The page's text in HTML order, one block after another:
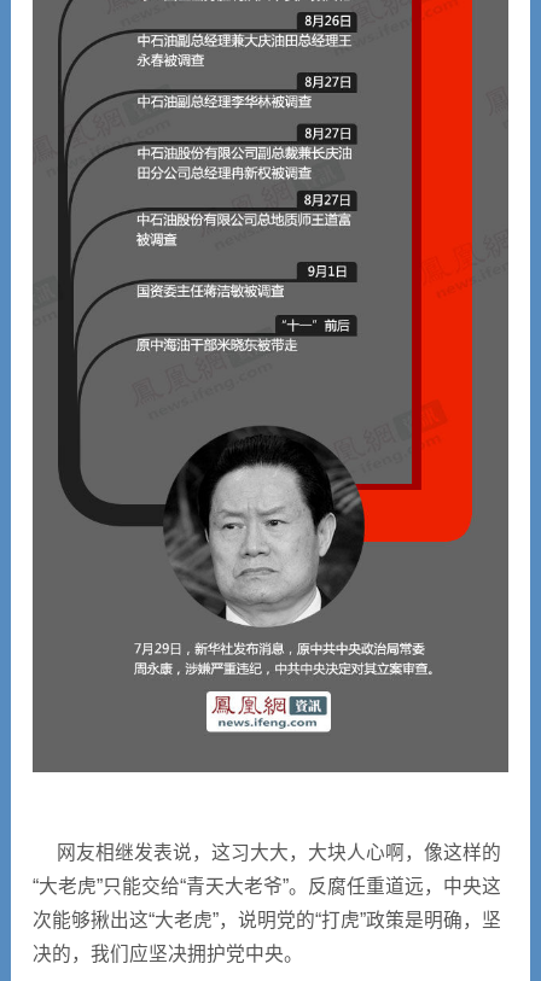
网友相继发表说，这习大大，大块人心啊，像这样的
“大老虎”只能交给“青天大老爷”。反腐任重道远，中央这
次能够揪出这“大老虎”，说明党的“打虎”政策是明确，坚
决的，我们应坚决拥护党中央。